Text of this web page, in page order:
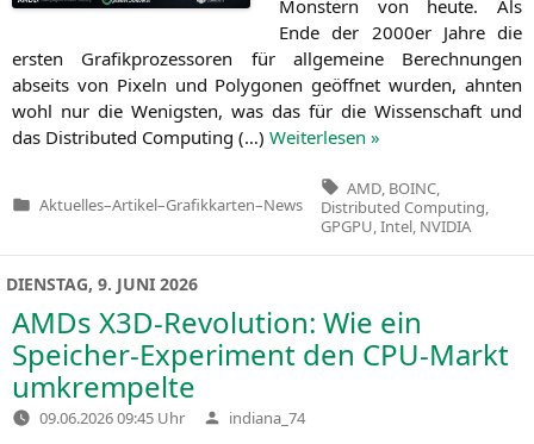
Mons­­tern von heu­te. Als
Ende der 2000er Jah­re die
ers­ten Gra­fik­pro­zes­so­ren für all­ge­mei­ne Berech­nun­gen
abseits von Pixeln und Poly­go­nen geöff­net wur­den, ahn­ten
wohl nur die Wenigs­ten, was das für die Wis­sen­schaft und
das Dis­tri­bu­ted Com­pu­ting (…) Wei­ter­le­sen »
Veröffentlicht
Aktuelles–Artikel–Grafikkarten–News
Tags:
AMD BOINC
Distributed Computing
GPGPU Intel, NVIDIA
DIENSTAG, 9. JUNI 2026
AMDs X3D-Revolution: Wie ein
Speicher-Experiment den CPU-Markt
umkrempelte
09.06.2026 09:45 Uhr Verfasst
von
indiana_74